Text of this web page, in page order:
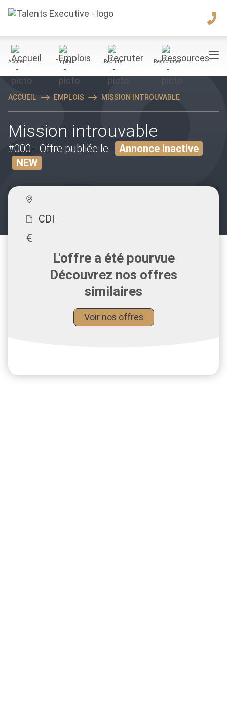
Accueil Emplois Recruter Ressources
ACCUEIL EMPLOIS MISSION INTROUVABLE
Mission introuvable
#000 - Offre publiée le
Annonce inactive
NEW
CDI
L'offre a été pourvue
Découvrez nos offres
similaires
Voir nos offres